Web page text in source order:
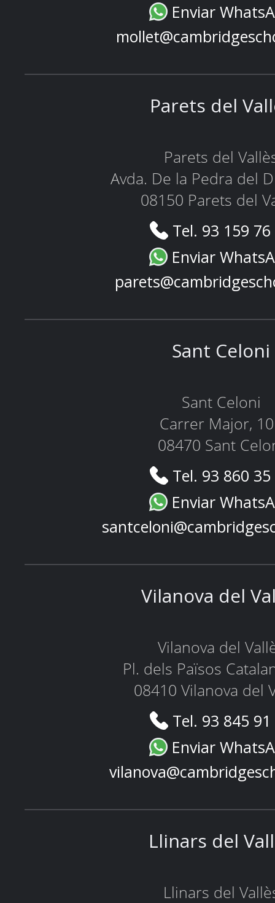
Enviar
Parets del
Parets del
Avda. De la Pedra del
08150 Parets del
Tel. 93 159
Enviar
Sant Celoni
Sant Celoni
Carrer Major,
08470 Sant
Tel. 93 860
Enviar
Vilanova del
Vilanova del
Pl. dels Països
08410 Vilanova del
Tel. 93 845
Enviar
Llinars del
Llinars del